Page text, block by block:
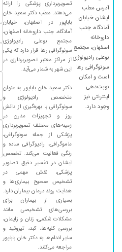
آدرس مطب
ایشان خیابان
آمادگاه، جنب
داروخانه
اصفهان، مجتمع
بوعلی رادیولوژی
سونوگرافی رها
است و امکان
نوبت‌دهی
اینترنتی نیز
وجود دارد.
تصویربرداری پزشکی را ارائه
می‌دهند. مطب دکتر سعید خان
باباپور در اصفهان، خیابان
آمادگاه، جنب داروخانه اصفهان،
مجتمع بوعلی رادیولوژی
سونوگرافی رها قرار دارد که یکی
از مراکز معتبر تصویربرداری در
این شهر به شمار می‌آید.
دکتر سعید خان باباپور به عنوان
متخصص رادیولوژی و
سونوگرافی با بهره‌گیری از دانش
روز و تجهیزات مدرن در
زمینه‌های مختلف تصویربرداری
پزشکی از جمله سونوگرافی،
ماموگرافی، رادیوگرافی ساده و
رنگی فعالیت می‌کند. تخصص
ایشان در تفسیر دقیق تصاویر
پزشکی، نقش مهمی در
تشخیص صحیح بیماری‌ها و
هدایت روند درمان بیماران دارد.
بسیاری از بیماران برای
بررسی‌های تشخیصی مانند
مشکلات شکمی، زنان و زایمان،
بررسی کلیه‌ها، کبد، تیروئید و
سایر اندام‌ها به دکتر خان باباپور
مراجعه می‌کنند.